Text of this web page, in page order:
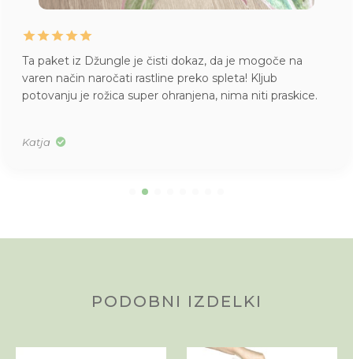
Ta paket iz Džungle je čisti dokaz, da je mogoče na
varen način naročati rastline preko spleta! Kljub
potovanju je rožica super ohranjena, nima niti praskice.
Katja
PODOBNI IZDELKI